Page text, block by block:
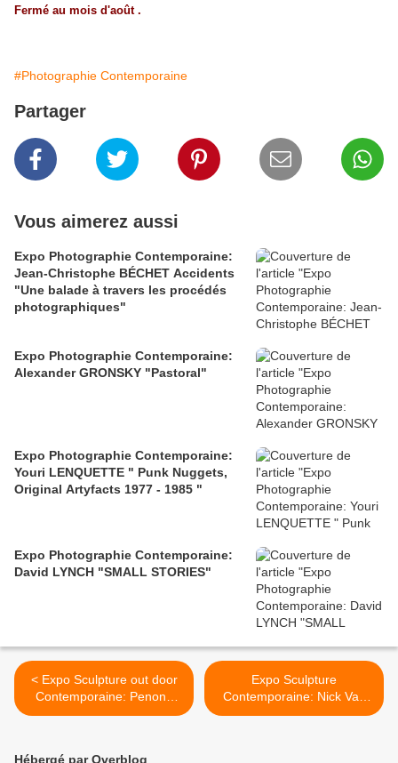
Fermé au mois d'août .
#Photographie Contemporaine
Partager
Vous aimerez aussi
Expo Photographie Contemporaine:
Jean-Christophe BÉCHET Accidents
"Une balade à travers les procédés
photographiques"
Expo Photographie Contemporaine:
Alexander GRONSKY "Pastoral"
Expo Photographie Contemporaine:
Youri LENQUETTE " Punk Nuggets,
Original Artyfacts 1977 - 1985 "
Expo Photographie Contemporaine:
David LYNCH "SMALL STORIES"
< Expo Sculpture out door
Contemporaine: Penone
Versailles
Expo Sculpture
Contemporaine: Nick Van
Woert "Haruspex" >
Hébergé par Overblog